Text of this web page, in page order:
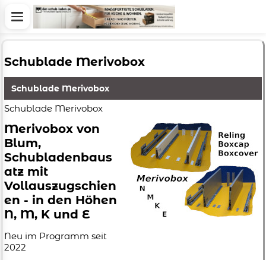
Schublade Merivobox
Schublade Merivobox
Schublade Merivobox
Merivobox von
Blum,
Schubladenbaus
atz mit
Vollauszugschien
en - in den Höhen
N, M, K und E
Neu im Programm seit
2022